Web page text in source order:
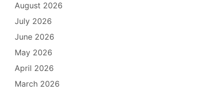
August 2026
July 2026
June 2026
May 2026
April 2026
March 2026